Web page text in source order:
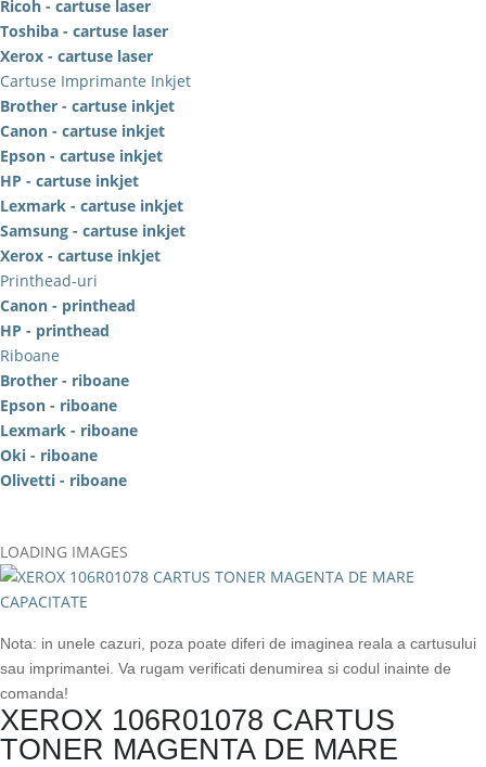
Ricoh - cartuse laser
Toshiba - cartuse laser
Xerox - cartuse laser
Cartuse Imprimante Inkjet
Brother - cartuse inkjet
Canon - cartuse inkjet
Epson - cartuse inkjet
HP - cartuse inkjet
Lexmark - cartuse inkjet
Samsung - cartuse inkjet
Xerox - cartuse inkjet
Printhead-uri
Canon - printhead
HP - printhead
Riboane
Brother - riboane
Epson - riboane
Lexmark - riboane
Oki - riboane
Olivetti - riboane
LOADING IMAGES
Nota: in unele cazuri, poza poate diferi de imaginea reala a cartusului
sau imprimantei. Va rugam verificati denumirea si codul inainte de
comanda!
XEROX 106R01078 CARTUS
TONER MAGENTA DE MARE